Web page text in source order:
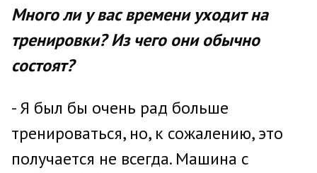
Много ли у вас времени уходит на
тренировки? Из чего они обычно
состоят?
- Я был бы очень рад больше
тренироваться, но, к сожалению, это
получается не всегда. Машина с